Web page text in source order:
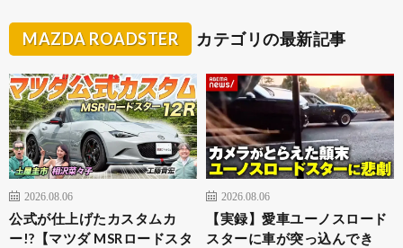
MAZDA ROADSTER カテゴリの最新記事
2026.08.06
公式が仕上げたカスタムカ
ー!?【マツダ MSRロードスタ
2026.08.06
【実録】愛車ユーノスロード
スターに車が突っ込んでき